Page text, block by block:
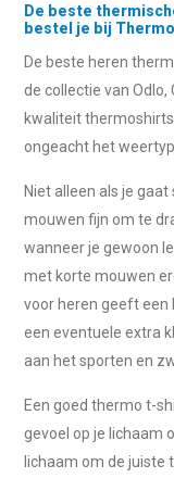
De beste
bestel je bij
De beste heren
de collectie van
kwaliteit
ongeacht het
Niet alleen als je
mouwen fijn om te
wanneer je gewoon
met korte mouwen
voor heren geeft een
een eventuele extra
aan het sporten en
Een goed thermo t-
gevoel op je lichaam
lichaam om de juiste